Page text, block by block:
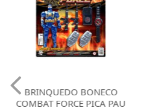
BRINQUEDO BONECO
COMBAT FORCE PICA PAU